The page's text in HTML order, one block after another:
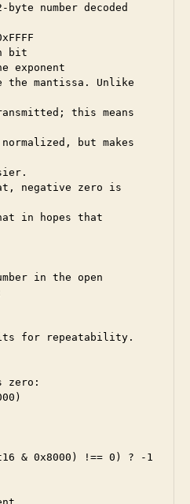
number decoded
bit
exponent
mantissa. Unlike
negative zero is
in hopes that
in the open
for repeatability.
zero:
& 0x8000) !== 0) ? -1